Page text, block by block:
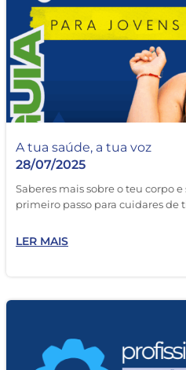
A tua saúde, a tua voz
28/07/2025
Saberes mais sobre o teu corpo
primeiro passo para cuidares de
LER MAIS